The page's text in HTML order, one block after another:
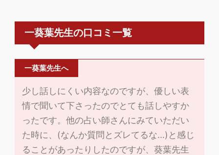
一葵葉先生の口コミ一覧
一葵葉先生へ
少し話しにくい内容なのですが、優しい表
情で聞いて下さったのでとても話しやすか
ったです。他の占い師さんにみていただい
た時に、(なんか質問とズレてるな…)と感じ
ることがあったりしたのですが、葵葉先生